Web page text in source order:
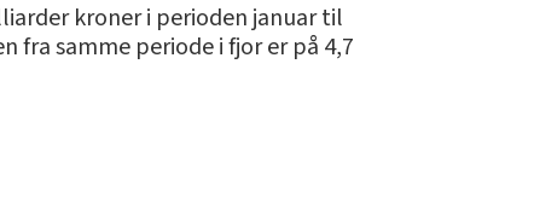
kroner i perioden januar til
fra samme periode i fjor er på 4,7